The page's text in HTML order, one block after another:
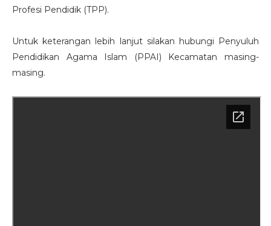
Profesi Pendidik (TPP).
Untuk keterangan lebih lanjut silakan hubungi Penyuluh
Pendidikan Agama Islam (PPAI) Kecamatan masing-
masing.